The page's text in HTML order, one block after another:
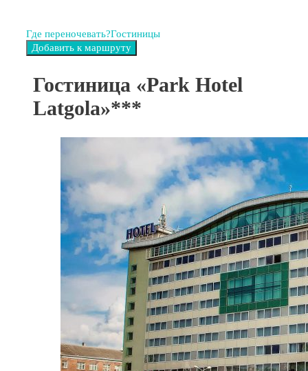
Где переночевать?Гостиницы
Гостиница «Park Hotel
Latgola»***